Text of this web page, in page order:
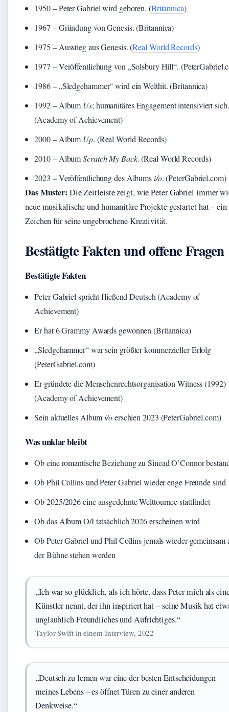
1950– Peter Gabriel wird geboren. (Britannica)
1967 – Gründung von Genesis. (Britannica)
1975 – Ausstieg aus Genesis. (Real World Records)
1977 – Veröffentlichung von „Solsbury Hill“.
1986– „Sledgehammer“ wird ein Welthit. (Britannica)
1992– Album Us; humanitäres Engagement intensiviert sich.
(Academy of Achievement)
2000– Album Up. (Real World Records)
2010– AlbumScratch My Back. (Real World Records)
2023 – Veröffentlichung des Albumsi/o. (PeterGabriel.com)
Das Muster: Die Zeitleiste zeigt, wie Peter Gabriel immer
neue musikalische und humanitäre Projekte gestartet hat – ein
Zeichen für seine ungebrochene Kreativität.
Bestätigte Fakten und offene Fragen
Bestätigte Fakten
Peter Gabriel spricht fließend Deutsch (Academy of
Achievement)
Er hat 6 Grammy Awards gewonnen (Britannica)
„Sledgehammer“ war sein größter kommerzieller Erfolg
(PeterGabriel.com)
Er gründete die Menschenrechtsorganisation Witness (1992)
(Academy of Achievement)
Sein aktuelles Albumi/oerschien 2023 (PeterGabriel.com)
Was unklar bleibt
Ob eine romantische Beziehung zu Sinead O’Connor
Ob Phil Collins und Peter Gabriel wieder enge Freunde sind
Ob 2025/2026 eine ausgedehnte Welttournee stattfindet
Ob das Album O/I tatsächlich 2026 erscheinen wird
Ob Peter Gabriel und Phil Collins jemals wieder gemeinsam
der Bühne stehen werden
„Ich war so glücklich, als ich hörte, dass Peter mich als
Künstler nennt, der ihn inspiriert hat – seine Musik hat
unglaublich Freundliches und Aufrichtiges.“
Taylor Swift in einem Interview, 2022
„Deutsch zu lernen war eine der besten Entscheidungen
meines Lebens – es öffnet Türen zu einer anderen
Denkweise.“